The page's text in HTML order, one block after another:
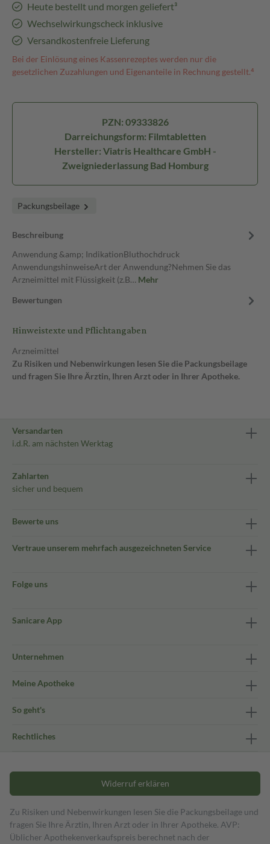
Heute bestellt und morgen geliefert³
Wechselwirkungscheck inklusive
Versandkostenfreie Lieferung
Bei der Einlösung eines Kassenrezeptes werden nur die
gesetzlichen Zuzahlungen und Eigenanteile in Rechnung gestellt.⁴
PZN: 09333826
Darreichungsform: Filmtabletten
Hersteller: Viatris Healthcare GmbH -
Zweigniederlassung Bad Homburg
Packungsbeilage
Beschreibung
Anwendung &amp; IndikationBluthochdruck
AnwendungshinweiseArt der Anwendung?Nehmen Sie das
Arzneimittel mit Flüssigkeit (z.B… Mehr
Bewertungen
Hinweistexte und Pflichtangaben
Arzneimittel
Zu Risiken und Nebenwirkungen lesen Sie die Packungsbeilage
und fragen Sie Ihre Ärztin, Ihren Arzt oder in Ihrer Apotheke.
Versandarten
i.d.R. am nächsten Werktag
Zahlarten
sicher und bequem
Bewerte uns
Vertraue unserem mehrfach ausgezeichneten Service
Folge uns
Sanicare App
Unternehmen
Meine Apotheke
So geht's
Rechtliches
Widerruf erklären
Zu Risiken und Nebenwirkungen lesen Sie die Packungsbeilage und
fragen Sie Ihre Ärztin, Ihren Arzt oder in Ihrer Apotheke. AVP:
Üblicher Apothekenverkaufspreis berechnet nach der